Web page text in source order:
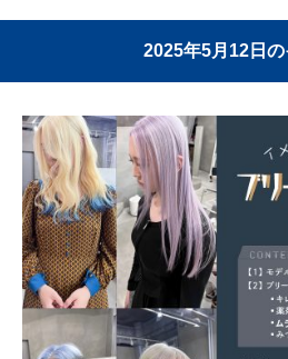
2025年5月12日の